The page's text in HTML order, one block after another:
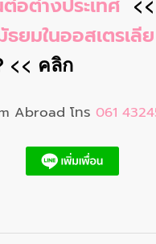
ธยมในออสเตรเลีย
<< คลิก
Abroad โทร 061